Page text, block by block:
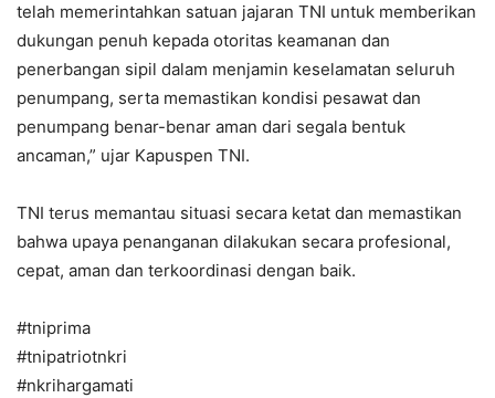
telah memerintahkan satuan jajaran TNI untuk memberikan
dukungan penuh kepada otoritas keamanan dan
penerbangan sipil dalam menjamin keselamatan seluruh
penumpang, serta memastikan kondisi pesawat dan
penumpang benar-benar aman dari segala bentuk
ancaman,” ujar Kapuspen TNI.
TNI terus memantau situasi secara ketat dan memastikan
bahwa upaya penanganan dilakukan secara profesional,
cepat, aman dan terkoordinasi dengan baik.
#tniprima
#tnipatriotnkri
#nkrihargamati